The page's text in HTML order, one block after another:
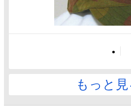
もっと見